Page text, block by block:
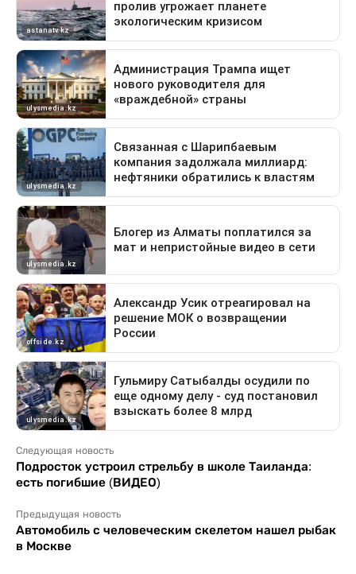
Следующая новость
Подросток устроил стрельбу в школе Таиланда:
есть погибшие (ВИДЕО)
Предыдущая новость
Автомобиль с человеческим скелетом нашел рыбак
в Москве